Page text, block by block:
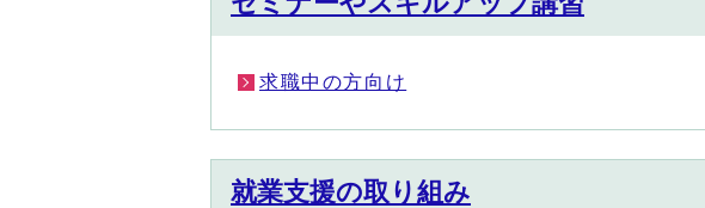
求職中の方向け
就業支援の取り組み